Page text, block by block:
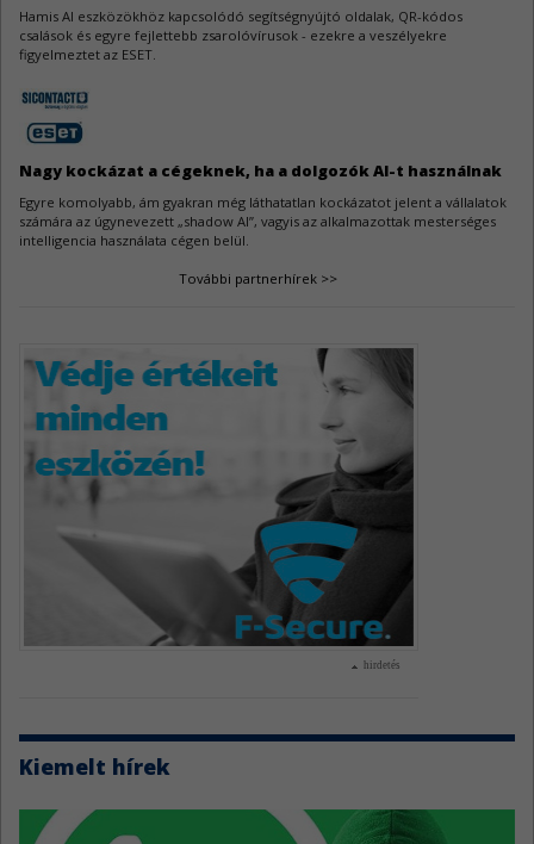
Az OpenVPN Server fejlesztői hat biztonsági résről adtak tájékoztatást.
Samba sérülékenységek
A Samba féltucat sebezhetőségre kapott gyógymódot.
Hamis AI eszközökhöz kapcsolódó segítségnyújtó oldalak, QR-kódos
csalások és egyre fejlettebb zsarolóvírusok - ezekre a veszélyekre
figyelmeztet az ESET.
Nagy kockázat a cégeknek, ha a dolgozók AI-t használnak
Egyre komolyabb, ám gyakran még láthatatlan kockázatot jelent a vállalatok
számára az úgynevezett „shadow AI”, vagyis az alkalmazottak mesterséges
intelligencia használata cégen belül.
További partnerhírek >>
hirdetés
Kiemelt hírek